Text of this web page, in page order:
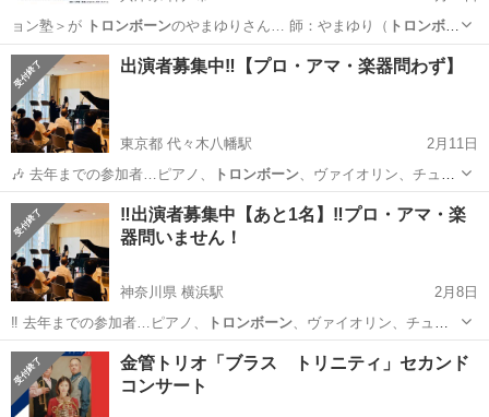
ョン塾＞が
トロンボーンのやまゆりさん… 師：やまゆり（ トロンボー
ン）苔山航佑（ギ…
兵庫 神戸市 ワークショップ ジャムセッション
出演者募集中‼️【プロ・アマ・楽器問わず】
東京都 代々木八幡駅
2月11日
🎶 去年までの参加者…ピアノ、
トロンボーン、ヴァイオリン、チュー
バ、ホルン、…
東京 渋谷区 代々木八幡駅 コンサート/ショー
‼️出演者募集中【あと1名】‼️プロ・アマ・楽
器問いません！
神奈川県 横浜駅
2月8日
‼️ 去年までの参加者…ピアノ、
トロンボーン、ヴァイオリン、チュー
バ、ホルン、…
神奈川 横浜市 横浜駅 コンサート/ショー
金管トリオ「ブラス トリニティ」セカンド
コンサート